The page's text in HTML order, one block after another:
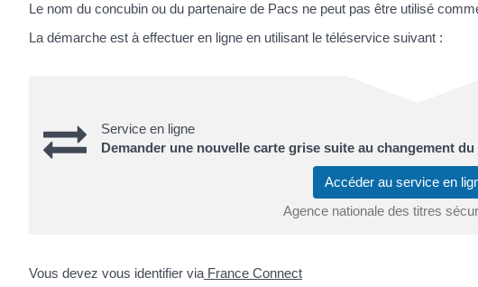
Le nom du concubin ou du partenaire de Pacs ne peut pas être utilisé
La démarche est à effectuer en ligne en utilisant le téléservice suivant :
Service en ligne
Demander une nouvelle carte grise suite au changement
Accéder au service en
Agence nationale des titres
Vous devez vous identifier via France Connect